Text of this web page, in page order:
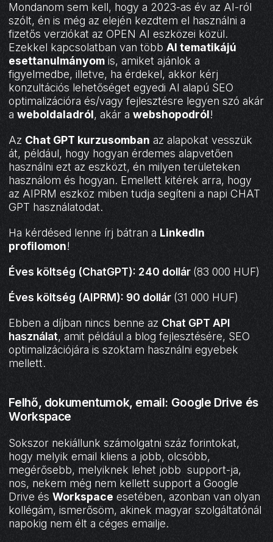
Mondanom sem kell, hogy a 2023-as év az AI-ról
szólt, én is még az elején kezdtem el használni a
fizetős verziókat az OPEN AI eszközei közül.
Ezekkel kapcsolatban van többAI tematikájú
esettanulmányom is, amiket ajánlok a
figyelmedbe, illetve, ha érdekel, akkor kérj
konzultációs lehetőséget egyedi AI alapú SEO
optimalizációra és/vagy fejlesztésre legyen szó akár
aweboldaladról, akár awebshopodról!
Az Chat GPT kurzusomban az alapokat vesszük
át, például, hogy hogyan érdemes alapvetően
használni ezt az eszközt, én milyen területeken
használom és hogyan. Emellett kitérek arra, hogy
az AIPRM eszköz miben tudja segíteni a napi CHAT
GPT használatodat.
Ha kérdésed lenne írj bátran a LinkedIn
profilomon!
Éves költség (ChatGPT): 240 dollár (83 000 HUF)
Éves költség (AIPRM): 90 dollár (31 000 HUF)
Ebben a díjban nincs benne az Chat GPT API
használat, amit például a blog fejlesztésére, SEO
optimalizációjára is szoktam használni egyebek
mellett.
Felhő, dokumentumok, email: Google Drive és
Workspace
Sokszor nekiállunk számolgatni száz forintokat,
hogy melyik email kliens a jobb, olcsóbb,
megérősebb, melyiknek lehet jobb support-ja,
nos, nekem még nem kellett support a Google
Drive ésWorkspace esetében, azonban van olyan
kollégám, ismerősöm, akinek magyar szolgáltatónál
napokig nem élt a céges emailje.